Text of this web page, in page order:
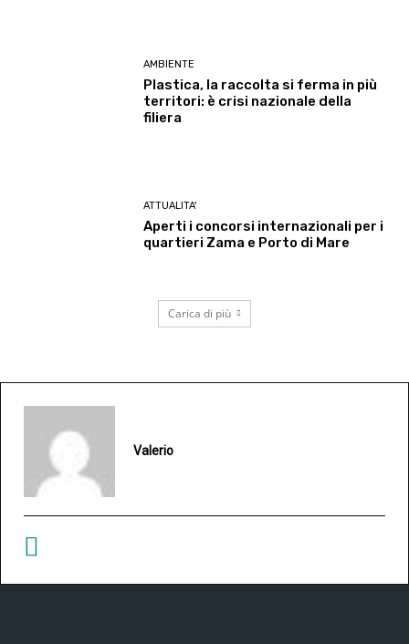
AMBIENTE
Plastica, la raccolta si ferma in più
territori: è crisi nazionale della
filiera
ATTUALITA'
Aperti i concorsi internazionali per i
quartieri Zama e Porto di Mare
Carica di più
Valerio